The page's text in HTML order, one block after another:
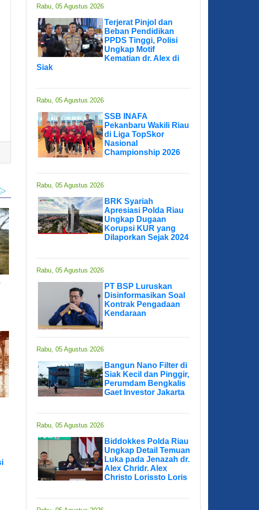
Rabu, 05 Agustus 2026
Terjerat Pinjol dan
Beban Pendidikan
PPDS Tinggi, Polisi
Ungkap Motif
Kematian dr. Alex di
Siak
Rabu, 05 Agustus 2026
SSB INAFA
Pekanbaru Wakili Riau
di Liga TopSkor
Nasional
Championship 2026
Rabu, 05 Agustus 2026
BRK Syariah
Apresiasi Polda Riau
Ungkap Dugaan
Korupsi KUR yang
Dilaporkan Sejak 2024
Rabu, 05 Agustus 2026
PT BSP Luruskan
Disinformasikan Soal
Kontrak Pengadaan
Kendaraan
Rabu, 05 Agustus 2026
Bangun Nano Filter di
Siak Kecil dan Pinggir,
Perumdam Bengkalis
Gaet Investor Jakarta
Rabu, 05 Agustus 2026
Biddokkes Polda Riau
Ungkap Detail Temuan
Luka pada Jenazah dr.
Alex Chridr. Alex
Christo Lorissto Loris